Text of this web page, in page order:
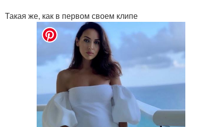
Такая же, как в первом своем клипе